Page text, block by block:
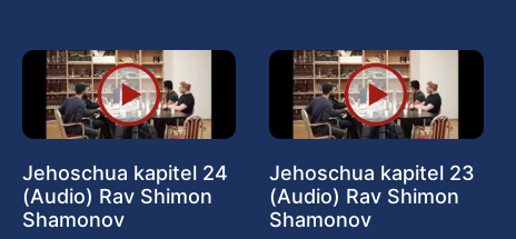
Jehoschua kapitel 24
(Audio) Rav Shimon
Shamonov
Jehoschua kapitel 23
(Audio) Rav Shimon
Shamonov